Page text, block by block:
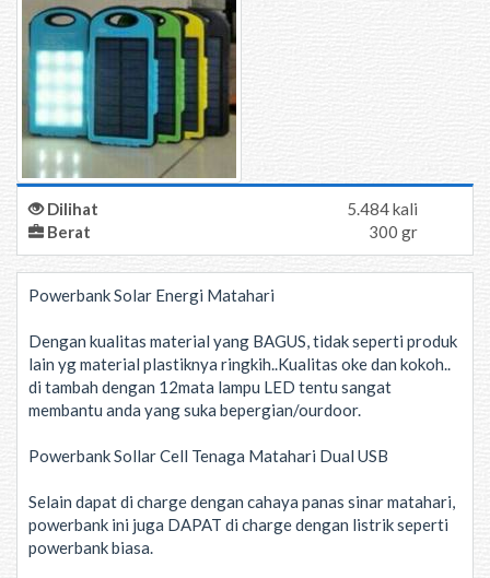
Dilihat
5.484 kali
Berat
300 gr
Powerbank Solar Energi Matahari
Dengan kualitas material yang BAGUS, tidak seperti produk
lain yg material plastiknya ringkih..Kualitas oke dan kokoh..
di tambah dengan 12mata lampu LED tentu sangat
membantu anda yang suka bepergian/ourdoor.
Powerbank Sollar Cell Tenaga Matahari Dual USB
Selain dapat di charge dengan cahaya panas sinar matahari,
powerbank ini juga DAPAT di charge dengan listrik seperti
powerbank biasa.